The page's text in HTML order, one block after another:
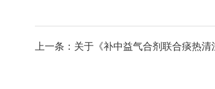
上一条：关于《补中益气合剂联合痰热